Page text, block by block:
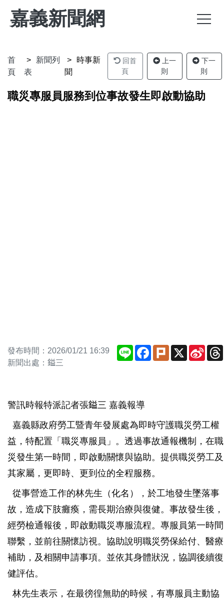
嘉義新聞網
首
頁
新聞列
表
時事新
聞
回首
頁
上一
則
下一
則
職災專服員服務到位事故發生即啟動協助
發布時間：2026/01/21 16:39
新聞出處：鎰三
Line Facebook
Plurk X
Sina
警訊時報特派記者張鎰三 嘉義報導
嘉義縣政府勞工暨青年發展處為即時守護職災勞工權
益，特配置「職災專服員」。透過事故通報機制，在職
災發生第一時間，即啟動關懷與協助。提供職災勞工及
其家屬，更即時、更到位的全程服務。
從事營造工作的林先生（化名），於工地發生墜落事
故，造成下肢癱瘓，需長期治療與復健。事故發生後，
經勞檢通報後，即啟動職災專服流程。專服員第一時間
聯繫，並前往關懷訪視。協助說明職災勞保給付、醫療
補助，及相關申請事項。並依其身體狀況，協調後續復
健評估。
林先生表示，在最徬徨無助的時候，有專服員主動協